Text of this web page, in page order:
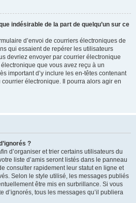
indésirable de la part de quelqu’un sur ce
d’envoi de courriers électroniques de
qui essaient de repérer les utilisateurs
devriez envoyer par courrier électronique
que vous avez reçu à un
important d’y inclure les en-têtes contenant
courrier électronique. Il pourra alors agir en
?
d’organiser et trier certains utilisateurs du
liste d’amis seront listés dans le panneau
consulter rapidement leur statut en ligne et
Selon le style utilisé, les messages publiés
être mis en surbrillance. Si vous
d’ignorés, tous les messages qu’il publiera